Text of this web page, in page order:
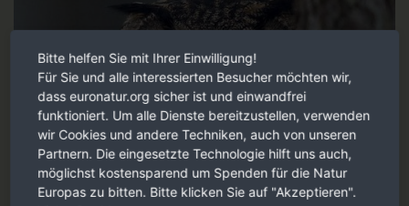
Bitte helfen Sie mit Ihrer Einwilligung!
Für Sie und alle interessierten Besucher möchten wir,
dass euronatur.org sicher ist und einwandfrei
funktioniert. Um alle Dienste bereitzustellen, verwenden
wir Cookies und andere Techniken, auch von unseren
Partnern. Die eingesetzte Technologie hilft uns auch,
möglichst kostensparend um Spenden für die Natur
Europas zu bitten. Bitte klicken Sie auf "Akzeptieren".